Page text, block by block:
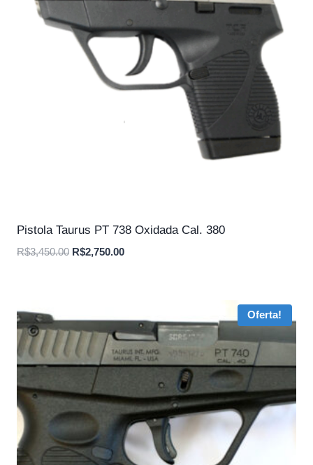
Pistola Taurus PT 738 Oxidada Cal. 380
R$3,450.00 O
R$2,750.00O
Oferta!